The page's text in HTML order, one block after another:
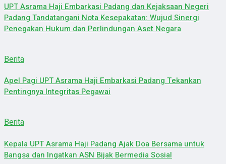
UPT Asrama Haji Embarkasi Padang dan Kejaksaan Negeri
Padang Tandatangani Nota Kesepakatan: Wujud Sinergi
Penegakan Hukum dan Perlindungan Aset Negara
Berita
Apel Pagi UPT Asrama Haji Embarkasi Padang Tekankan
Pentingnya Integritas Pegawai
Berita
Kepala UPT Asrama Haji Padang Ajak Doa Bersama untuk
Bangsa dan Ingatkan ASN Bijak Bermedia Sosial